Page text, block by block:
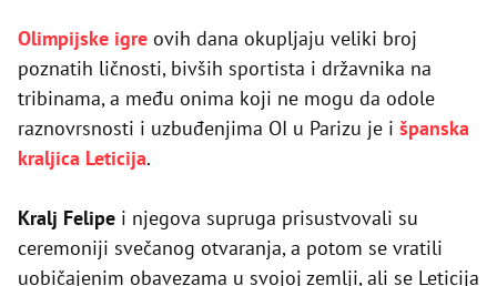
Olimpijske igre ovih dana okupljaju veliki broj
poznatih ličnosti, bivših sportista i državnika na
tribinama, a među onima koji ne mogu da odole
raznovrsnosti i uzbuđenjima OI u Parizu je i španska
kraljica Leticija.
Kralj Felipe i njegova supruga prisustvovali su
ceremoniji svečanog otvaranja, a potom se vratili
uobičajenim obavezama u svojoj zemlji, ali se Leticija